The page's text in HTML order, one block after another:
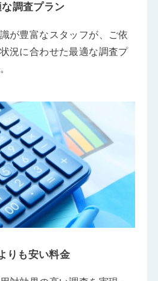
調査プラン
が豊富なスタッフが、ご依
況に合わせた最適な調査プ
りも安い料金